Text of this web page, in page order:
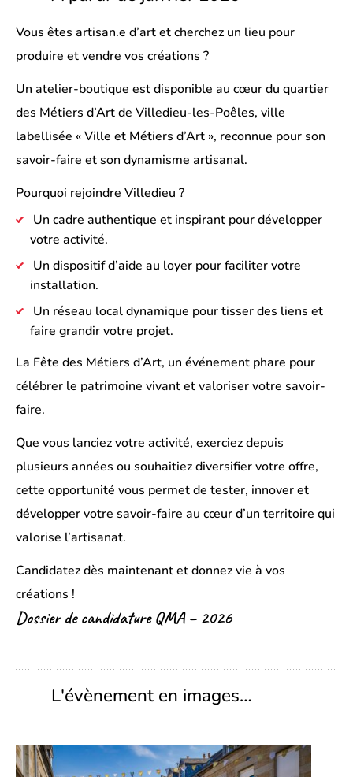
Vous êtes artisan.e d’artet cherchez un lieu pour
produire et vendre vos créations ?
Un atelier-boutique est disponible au cœur du quartier
des Métiers d’Art de Villedieu-les-Poêles, ville
labellisée « Ville et Métiers d’Art », reconnue pour son
savoir-faire et son dynamisme artisanal.
Pourquoi rejoindre Villedieu ?
Un cadre authentique et inspirant pour développer
votre activité.
Un dispositifd’aide au loyer pour faciliter votre
installation.
Un réseau local dynamique pour tisser des liens et
faire grandir votre projet.
La Fête des Métiers d’Art, un événement phare pour
célébrer le patrimoine vivant et valoriser votre savoir-
faire.
Que vous lanciez votre activité, exerciez depuis
plusieurs années ou souhaitiez diversifier votre offre,
cette opportunité vous permet de tester, innover et
développer votre savoir-faire au cœur d’un territoire qui
valorise l’artisanat.
Candidatez dès maintenant et donnez vie à vos
créations !
Dossier de candidature QMA – 2026
L'évènement en images…